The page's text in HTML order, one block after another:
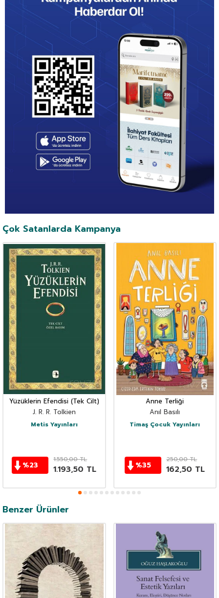
Çok Satanlarda Kampanya
Yüzüklerin Efendisi (Tek Cilt)
J. R. R. Tolkien
Metis Yayınları
%23
1.550,00TL
1.193,50 TL
Anne Terliği
Anıl Basılı
Timaş Çocuk Yayınları
%35
250,00TL
162,50 TL
Benzer Ürünler